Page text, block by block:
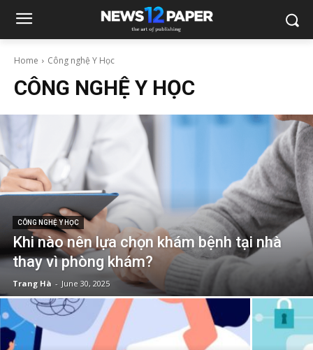
Home Công nghệ Y Học
CÔNG NGHỆ Y HỌC
CÔNG NGHỆ Y HỌC
Khi nào nên lựa chọn khám bệnh tại nhà
thay vì phòng khám?
Trang Hà - June 30, 2025